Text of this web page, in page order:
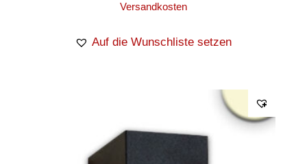
Versandkosten
Auf die Wunschliste setzen